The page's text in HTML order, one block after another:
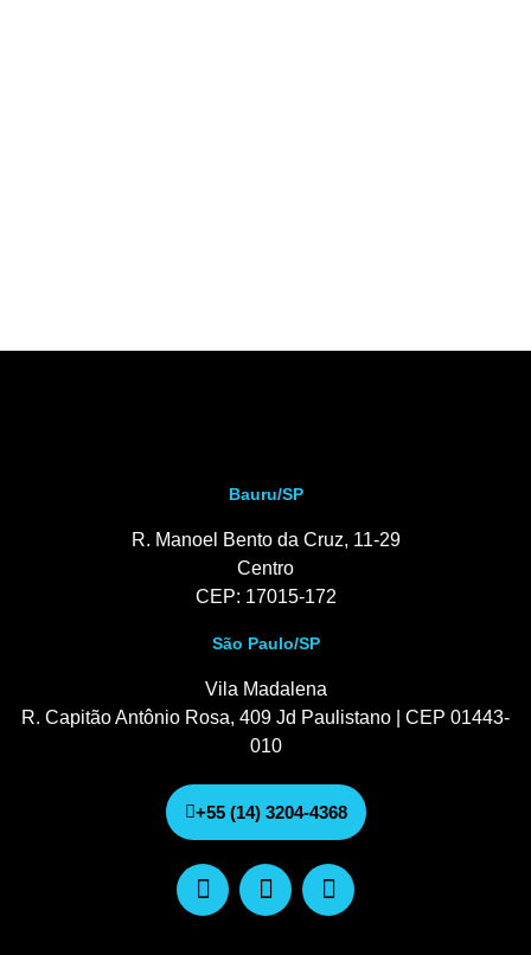
Bauru/SP
R. Manoel Bento da Cruz, 11-29
Centro
CEP: 17015-172
São Paulo/SP
Vila Madalena
R. Capitão Antônio Rosa, 409 Jd Paulistano | CEP 01443-
010
+55 (14) 3204-4368